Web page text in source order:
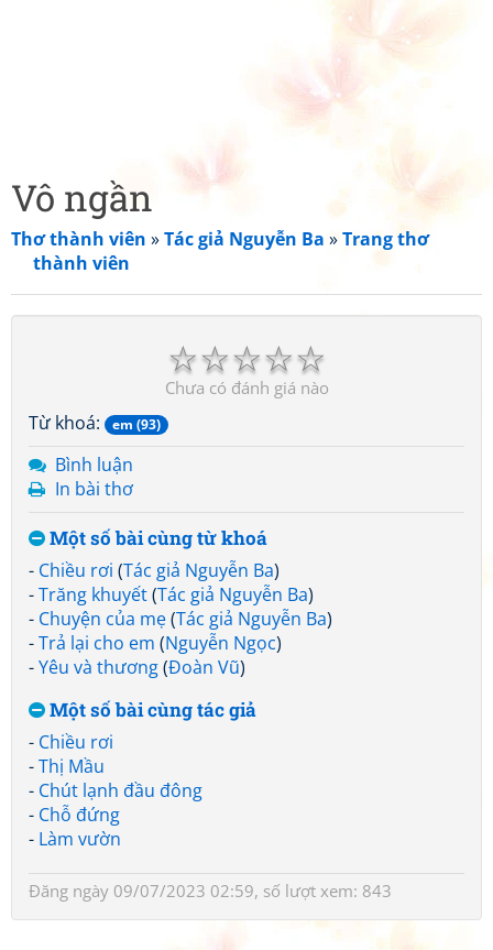
Vô ngần
Thơ thành viên »Tác giả Nguyễn Ba »Trang thơ
thành viên
☆
☆
☆
☆
☆
Chưa có đánh giá nào
Từ khoá: em (93)
Bình luận
In bài thơ
Một số bài cùng từ khoá
- Chiều rơi (Tác giả Nguyễn Ba)
-Trăng khuyết(Tác giả Nguyễn Ba)
- Chuyện của mẹ(Tác giả Nguyễn Ba)
-Trả lại cho em (Nguyễn Ngọc)
-Yêu và thương(Đoàn Vũ)
Một số bài cùng tác giả
- Chiều rơi
-Thị Mầu
- Chút lạnh đầu đông
- Chỗ đứng
- Làm vườn
Đăng ngày 09/07/2023 02:59, số lượt xem: 843